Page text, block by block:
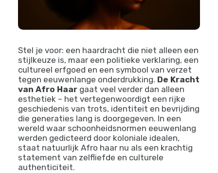
Stel je voor: een haardracht die niet alleen een
stijlkeuze is, maar een politieke verklaring, een
cultureel erfgoed en een symbool van verzet
tegen eeuwenlange onderdrukking. De Kracht
van Afro Haargaat veel verder dan alleen
esthetiek – het vertegenwoordigt een rijke
geschiedenis van trots, identiteit en bevrijding
die generaties lang is doorgegeven. In een
wereld waar schoonheidsnormen eeuwenlang
werden gedicteerd door koloniale idealen,
staat natuurlijk Afro haar nu als een krachtig
statement van zelfliefde en culturele
authenticiteit.